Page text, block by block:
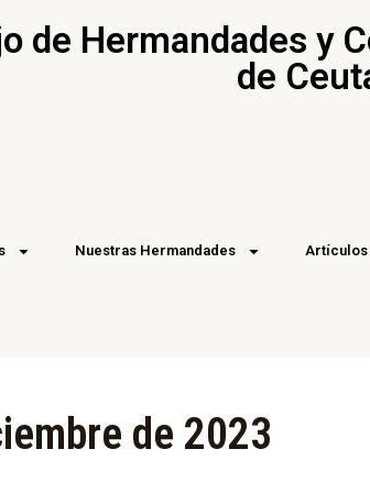
de Hermandades y
de
Nuestras Hermandades Artículos
de 2023